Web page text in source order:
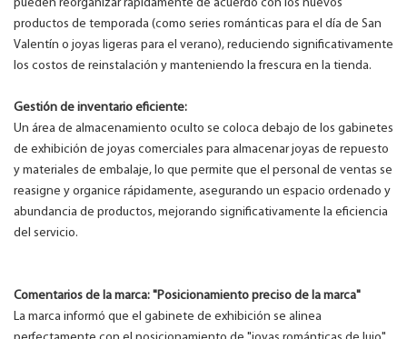
pueden reorganizar rápidamente de acuerdo con los nuevos
productos de temporada (como series románticas para el día de San
Valentín o joyas ligeras para el verano), reduciendo significativamente
los costos de reinstalación y manteniendo la frescura en la tienda.
Gestión de inventario eficiente:
Un área de almacenamiento oculto se coloca debajo de los gabinetes
de exhibición de joyas comerciales para almacenar joyas de repuesto
y materiales de embalaje, lo que permite que el personal de ventas se
reasigne y organice rápidamente, asegurando un espacio ordenado y
abundancia de productos, mejorando significativamente la eficiencia
del servicio.
Comentarios de la marca: "Posicionamiento preciso de la marca"
La marca informó que el gabinete de exhibición se alinea